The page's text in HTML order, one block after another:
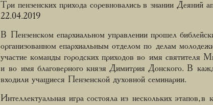
Три пензенских прихода соревновались в знании Деяний
22.04.2019
В Пензенском епархиальном управлении прошел
организованном епархиальным отделом по делам
участие команды городских приходов во имя святителя
и во имя благоверного князя Димитрия Донского. В
входили учащиеся Пензенской духовной семинарии.
Интеллектуальная игра состояла из нескольких этапов,